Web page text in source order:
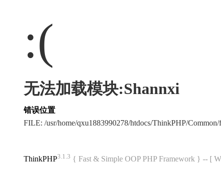
:(
无法加载模块:Shannxi
错误位置
FILE: /usr/home/qxu1883990278/htdocs/ThinkPHP/
ThinkPHP3.1.3 { Fast & Simple OOP PHP Framework } -- [